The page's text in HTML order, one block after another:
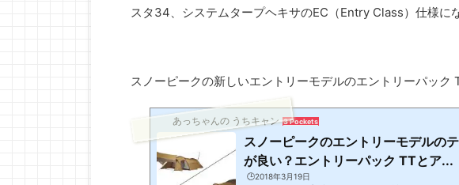
スタ34、システムタープヘキサのEC（Entry Class）仕様に
スノーピークの新しいエントリーモデルのエントリーパック
あっちゃんの うちキャン 3 Pockets
スノーピークのエントリーモデルの
が良い？エントリーパック TTとア...
🕒️2018年3月19日